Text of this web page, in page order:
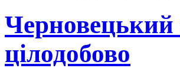
Черновецький
цілодобово